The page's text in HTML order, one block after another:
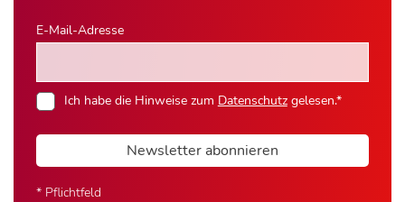
E-Mail-Adresse
Ich habe die Hinweise zum Datenschutzgelesen.*
Newsletter abonnieren
* Pflichtfeld